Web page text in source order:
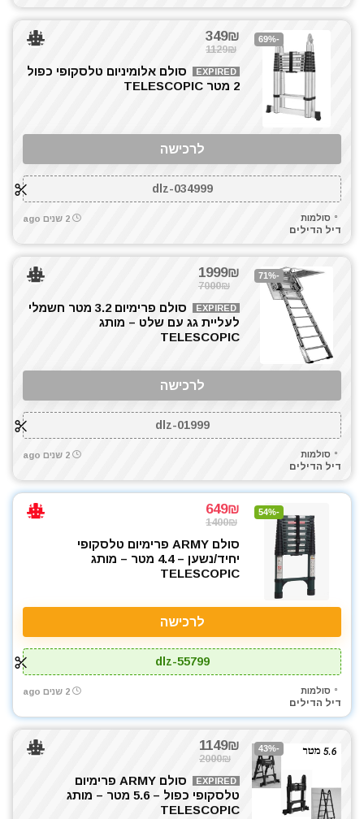
-69%
349₪
1129₪
EXPIRED
סולם אלומיניום טלסקופי כפול
2 מטר TELESCOPIC
לרכישה
dlz-034999
סולמות
דיל הדילים
2 שנים ago
-71%
1999₪
7000₪
EXPIRED
סולם פרימיום 3.2 מטר חשמלי
לעליית גג עם שלט – מותג
TELESCOPIC
לרכישה
dlz-01999
סולמות
דיל הדילים
2 שנים ago
-54%
649₪
1400₪
סולם ARMY פרימיום טלסקופי
יחיד/נשען – 4.4 מטר – מותג
TELESCOPIC
לרכישה
dlz-55799
סולמות
דיל הדילים
2 שנים ago
-43%
1149₪
2000₪
EXPIRED
סולם ARMY פרימיום
טלסקופי כפול – 5.6 מטר – מותג
TELESCOPIC